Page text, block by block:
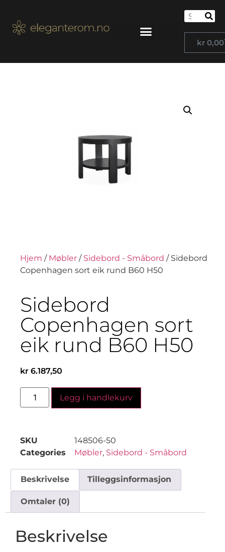
kr0,00
Hjem / Møbler / Sidebord - Småbord / Sidebord
Copenhagen sort eik rund B60 H50
Sidebord
Copenhagen sort
eik rund B60 H50
kr 6.187,50
Legg i handlekurv
SKU
148506-50
Categories
Møbler, Sidebord - Småbord
Beskrivelse Tilleggsinformasjon
Omtaler (0)
Beskrivelse